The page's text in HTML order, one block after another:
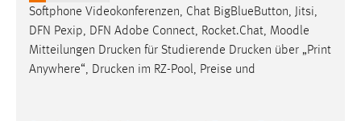
Softphone Videokonferenzen, Chat BigBlueButton, Jitsi,
DFN Pexip, DFN Adobe Connect, Rocket.Chat, Moodle
Mitteilungen Drucken für Studierende Drucken über „Print
Anywhere“, Drucken im RZ-Pool, Preise und
_fbp
Anbieter:
Facebook